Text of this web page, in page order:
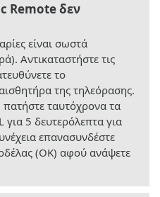
Remote δεν
είναι σωστά
Αντικαταστήστε τις
το
της τηλεόρασης.
πατήστε ταυτόχρονα τα
για 5 δευτερόλεπτα για
επανασυνδέστε
(OK) αφού ανάψετε